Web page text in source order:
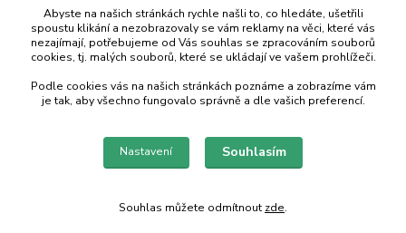
Duhový Ateliér Kroměříž
+420 734 258 002
duhovyatelier@email.cz
Abyste na našich stránkách rychle našli to, co hledáte, ušetřili
spoustu klikání a nezobrazovaly se vám reklamy na věci, které vás
nezajímají, potřebujeme od Vás souhlas se zpracováním souborů
cookies, tj. malých souborů, které se ukládají ve vašem prohlížeči.
Podle cookies vás na našich stránkách poznáme a zobrazíme vám
je tak, aby všechno fungovalo správně a dle vašich preferencí.
Nastavení Souhlasím
Souhlas můžete odmítnout zde.